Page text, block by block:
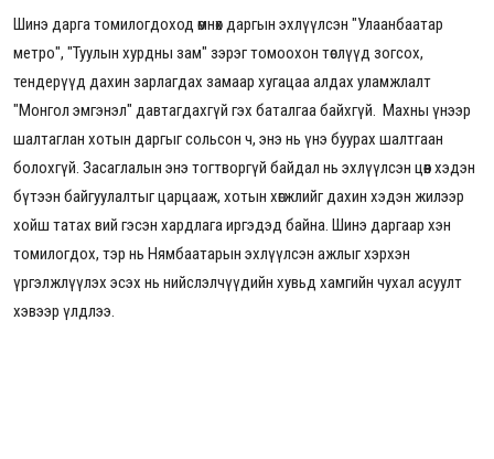
Шинэ дарга томилогдоход өмнөх даргын эхлүүлсэн "Улаанбаатар
метро", "Туулын хурдны зам" зэрэг томоохон төслүүд зогсох,
тендерүүд дахин зарлагдах замаар хугацаа алдах уламжлалт
"Монгол эмгэнэл" давтагдахгүй гэх баталгаа байхгүй. Махны үнээр
шалтаглан хотын даргыг сольсон ч, энэ нь үнэ буурах шалтгаан
болохгүй. Засаглалын энэ тогтворгүй байдал нь эхлүүлсэн цөөн хэдэн
бүтээн байгуулалтыг царцааж, хотын хөгжлийг дахин хэдэн жилээр
хойш татах вий гэсэн хардлага иргэдэд байна. Шинэ даргаар хэн
томилогдох, тэр нь Нямбаатарын эхлүүлсэн ажлыг хэрхэн
үргэлжлүүлэх эсэх нь нийслэлчүүдийн хувьд хамгийн чухал асуулт
хэвээр үлдлээ.